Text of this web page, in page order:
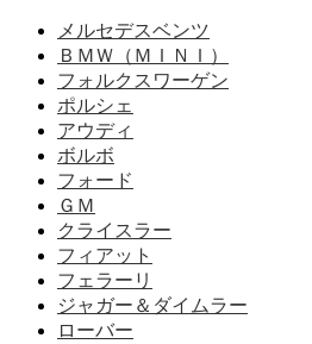
メルセデスベンツ
ＢＭＷ（ＭＩＮＩ）
フォルクスワーゲン
ポルシェ
アウディ
ボルボ
フォード
ＧＭ
クライスラー
フィアット
フェラーリ
ジャガー＆ダイムラー
ローバー